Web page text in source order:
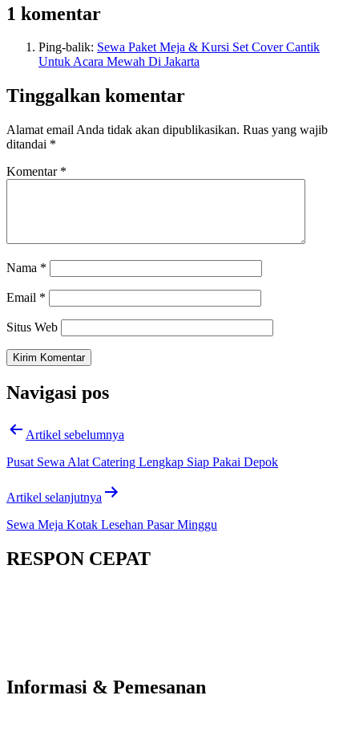
1 komentar
Ping-balik: Sewa Paket Meja & Kursi Set Cover Cantik
Untuk Acara Mewah Di Jakarta
Tinggalkan komentar
Alamat email Anda tidak akan dipublikasikan. Ruas yang wajib
ditandai *
Komentar *
Nama *
Email *
Situs Web
Navigasi pos
Artikel sebelumnya
Pusat Sewa Alat Catering Lengkap Siap Pakai Depok
Artikel selanjutnya
Sewa Meja Kotak Lesehan Pasar Minggu
RESPON CEPAT
Informasi & Pemesanan